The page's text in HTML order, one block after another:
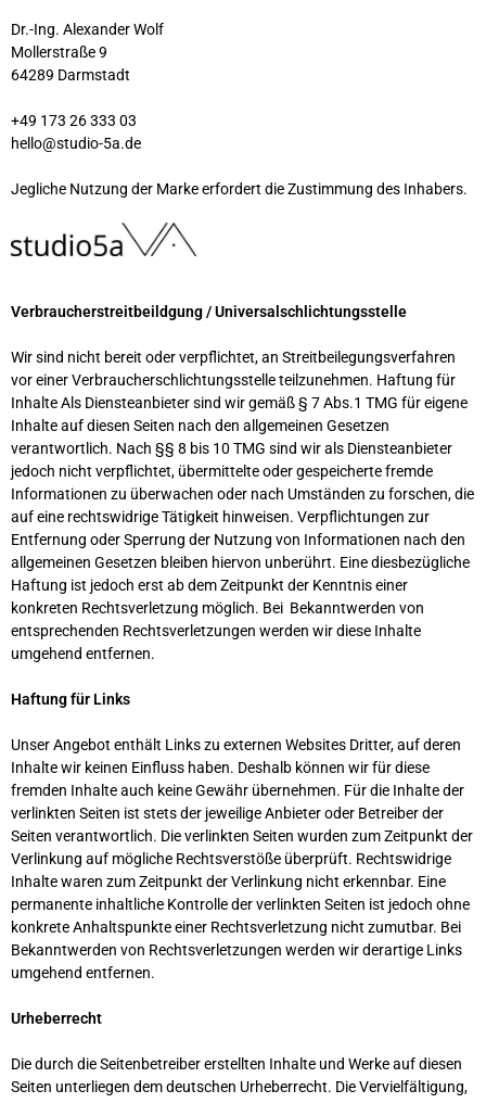
Dr.-Ing. Alexander Wolf
Mollerstraße 9
64289 Darmstadt
+49 173 26 333 03
hello@studio-5a.de
Jegliche Nutzung der Marke erfordert die Zustimmung des Inhabers.
Verbraucherstreitbeildgung / Universalschlichtungsstelle
Wir sind nicht bereit oder verpflichtet, an Streitbeilegungsverfahren
vor einer Verbraucherschlichtungsstelle teilzunehmen. Haftung für
Inhalte Als Diensteanbieter sind wir gemäß § 7 Abs.1 TMG für eigene
Inhalte auf diesen Seiten nach den allgemeinen Gesetzen
verantwortlich. Nach §§ 8 bis 10 TMG sind wir als Diensteanbieter
jedoch nicht verpflichtet, übermittelte oder gespeicherte fremde
Informationen zu überwachen oder nach Umständen zu forschen, die
auf eine rechtswidrige Tätigkeit hinweisen. Verpflichtungen zur
Entfernung oder Sperrung der Nutzung von Informationen nach den
allgemeinen Gesetzen bleiben hiervon unberührt. Eine diesbezügliche
Haftung ist jedoch erst ab dem Zeitpunkt der Kenntnis einer
konkreten Rechtsverletzung möglich. Bei Bekanntwerden von
entsprechenden Rechtsverletzungen werden wir diese Inhalte
umgehend entfernen.
Haftung für Links
Unser Angebot enthält Links zu externen Websites Dritter, auf deren
Inhalte wir keinen Einfluss haben. Deshalb können wir für diese
fremden Inhalte auch keine Gewähr übernehmen. Für die Inhalte der
verlinkten Seiten ist stets der jeweilige Anbieter oder Betreiber der
Seiten verantwortlich. Die verlinkten Seiten wurden zum Zeitpunkt der
Verlinkung auf mögliche Rechtsverstöße überprüft. Rechtswidrige
Inhalte waren zum Zeitpunkt der Verlinkung nicht erkennbar. Eine
permanente inhaltliche Kontrolle der verlinkten Seiten ist jedoch ohne
konkrete Anhaltspunkte einer Rechtsverletzung nicht zumutbar. Bei
Bekanntwerden von Rechtsverletzungen werden wir derartige Links
umgehend entfernen.
Urheberrecht
Die durch die Seitenbetreiber erstellten Inhalte und Werke auf diesen
Seiten unterliegen dem deutschen Urheberrecht. Die Vervielfältigung,